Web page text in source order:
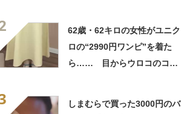
62歳・62キロの女性がユニク
ロの“2990円ワンピ”を着た
ら…… 目からウロコのコー
しまむらで買った3000円のバ